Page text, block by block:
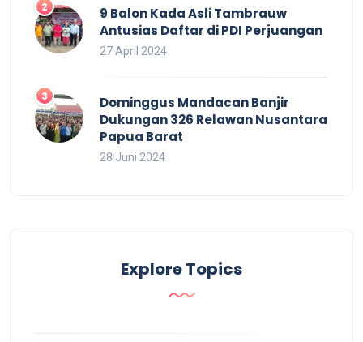
9 Balon Kada Asli Tambrauw
Antusias Daftar di PDI Perjuangan
27 April 2024
Dominggus Mandacan Banjir
Dukungan 326 Relawan Nusantara
Papua Barat
28 Juni 2024
Explore Topics